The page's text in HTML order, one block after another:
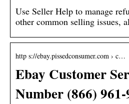
Use Seller Help to manage
other common selling issues,
http s://ebay.pissedconsumer.com › c…
Ebay Customer
Number (866)